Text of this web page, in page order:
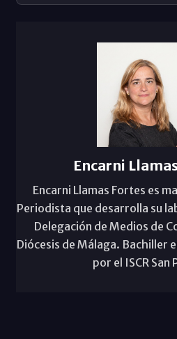
Encarni
Encarni Llamas Fortes es
Periodista que desarrolla su
Delegación de Medios de
Diócesis de Málaga. Bachiller
por el ISCR San